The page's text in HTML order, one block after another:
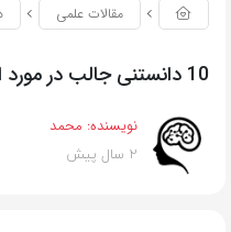
مقالات علمی
10 دانستنی جالب در مورد اکسیژن که نمی دانستید!
نویسنده: محمد
2 سال پیش